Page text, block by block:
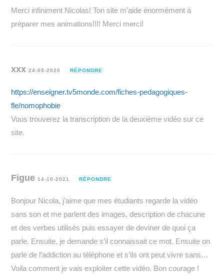
Merci infiniment Nicolas! Ton site m’aide énormément à
préparer mes animations!!!! Merci merci!
xxx24-05-2020 RÉPONDRE
https://enseigner.tv5monde.com/fiches-pedagogiques-
fle/nomophobie
Vous trouverez la transcription de la deuxième vidéo sur ce
site.
Figue14-10-2021 RÉPONDRE
Bonjour Nicola, j’aime que mes étudiants regarde la vidéo
sans son et me parlent des images, description de chacune
et des verbes utilisés puis essayer de deviner de quoi ça
parle. Ensuite, je demande s’il connaissait ce mot. Ensuite on
parle de l’addiction au téléphone et s’ils ont peut vivre sans…
Voila comment je vais exploiter cette vidéo. Bon courage !